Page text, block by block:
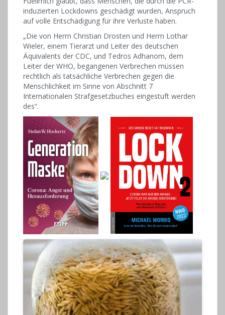
induzierten Lockdowns geschädigt wurden, Anspruch
auf volle Entschädigung für ihre Verluste haben.
„Die von Herrn Christian Drosten und Herrn Lothar
Wieler, einem Tierarzt und Leiter des deutschen
Äquivalents der CDC, und Tedros Adhanom, dem
Leiter der WHO, begangenen Verbrechen müssen
rechtlich als tatsächliche Verbrechen gegen die
Menschlichkeit im Sinne von Abschnitt 7
Internationalen Strafgesetzbuches eingestuft werden
des“.